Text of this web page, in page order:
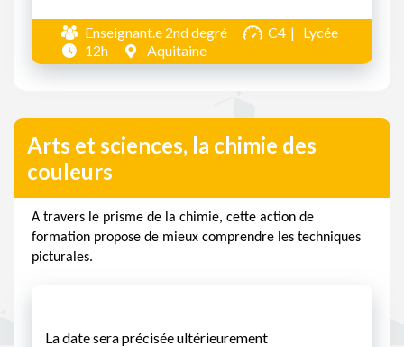
Enseignant.e 2nd degré C4
Lycée
12h
Aquitaine
Arts et sciences, la chimie des
couleurs
A travers le prisme de la chimie, cette action de
formation propose de mieux comprendre les techniques
picturales.
La date sera précisée ultérieurement